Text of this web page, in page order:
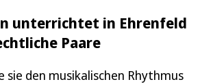
unterrichtet in Ehrenfeld
Paare
sie den musikalischen Rhythmus